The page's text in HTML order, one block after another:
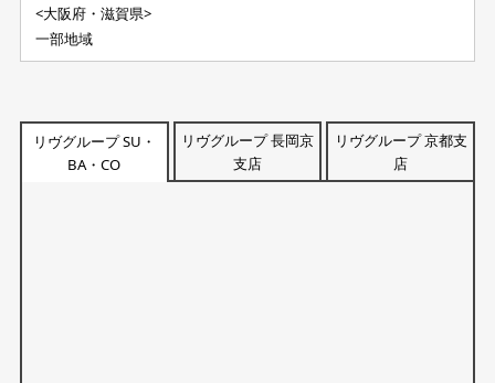
<大阪府・滋賀県>
一部地域
リヴグループ SU・
BA・CO
リヴグループ 長岡京
支店
リヴグループ 京都支
店